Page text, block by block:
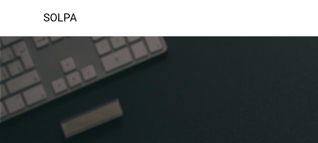
SOLPA